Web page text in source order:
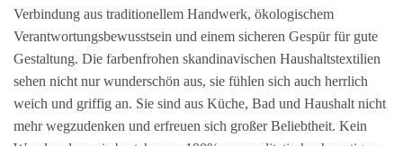
Verbindung aus traditionellem Handwerk, ökologischem
Verantwortungsbewusstsein und einem sicheren Gespür für gute
Gestaltung. Die farbenfrohen skandinavischen Haushaltstextilien
sehen nicht nur wunderschön aus, sie fühlen sich auch herrlich
weich und griffig an. Sie sind aus Küche, Bad und Haushalt nicht
mehr wegzudenken und erfreuen sich großer Beliebtheit. Kein